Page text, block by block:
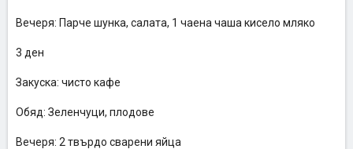
Вечеря: Парче шунка, салата, 1 чаена чаша кисело мляко
3 ден
Закуска: чисто кафе
Обяд: Зеленчуци, плодове
Вечеря: 2 твърдо сварени яйца